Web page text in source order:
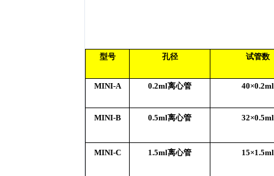
型号 孔径 试管数
MINI-A 0.2ml离心管 40×0.2ml
MINI-B 0.5ml离心管 32×0.5ml
MINI-C 1.5ml离心管 15×1.5ml